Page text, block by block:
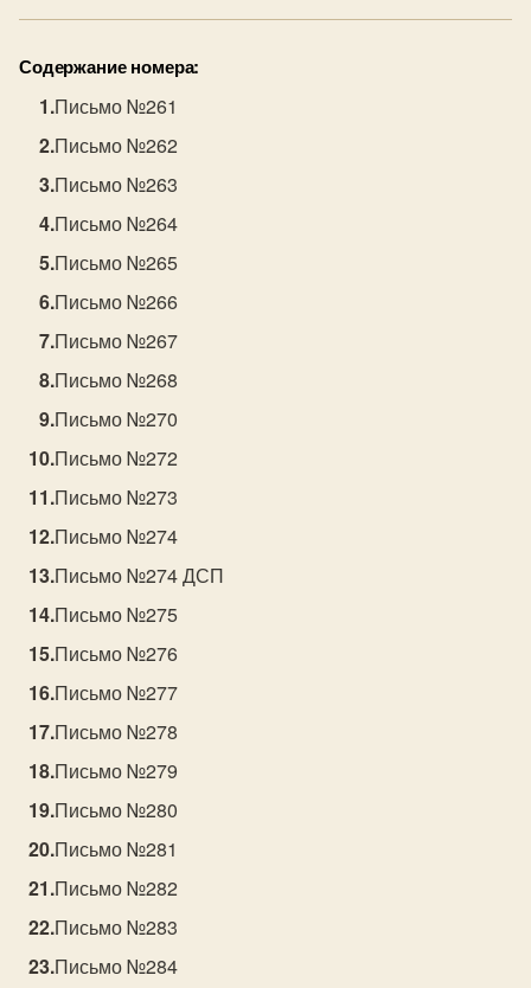
Содержание номера:
Письмо №261
Письмо №262
Письмо №263
Письмо №264
Письмо №265
Письмо №266
Письмо №267
Письмо №268
Письмо №270
Письмо №272
Письмо №273
Письмо №274
Письмо №274 ДСП
Письмо №275
Письмо №276
Письмо №277
Письмо №278
Письмо №279
Письмо №280
Письмо №281
Письмо №282
Письмо №283
Письмо №284